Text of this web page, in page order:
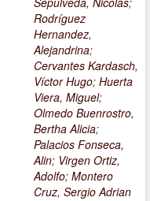
Rodríguez
Hernandez,
Alejandrina;
Cervantes Kardasch,
Víctor Hugo; Huerta
Viera, Miguel;
Olmedo Buenrostro,
Bertha Alicia;
Palacios Fonseca,
Alin; Virgen Ortiz,
Adolfo; Montero
Cruz, Sergio Adrian